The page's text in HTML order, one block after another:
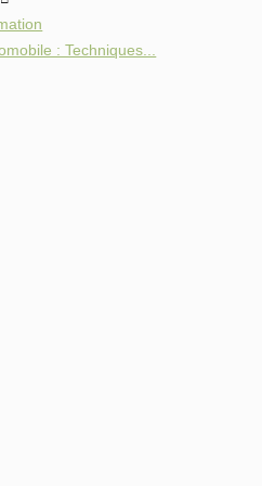
: Techniques...